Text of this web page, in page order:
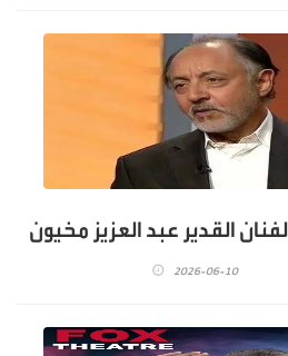
القدير عبد العزيز مخيون
2026-06-10